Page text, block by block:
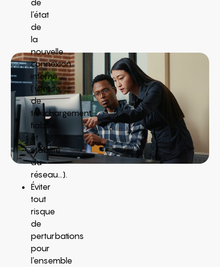
de
l’état
de
la
nouvelle
connexion
interne
(vitesse
de
téléchargement,
fiabilité
et
stabilité
du
réseau…).
Éviter
tout
risque
de
perturbations
pour
l’ensemble